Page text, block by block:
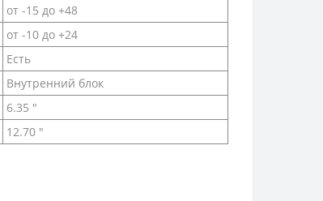
от -15 до +48
от -10 до +24
Есть
Внутренний блок
6.35 "
12.70 "